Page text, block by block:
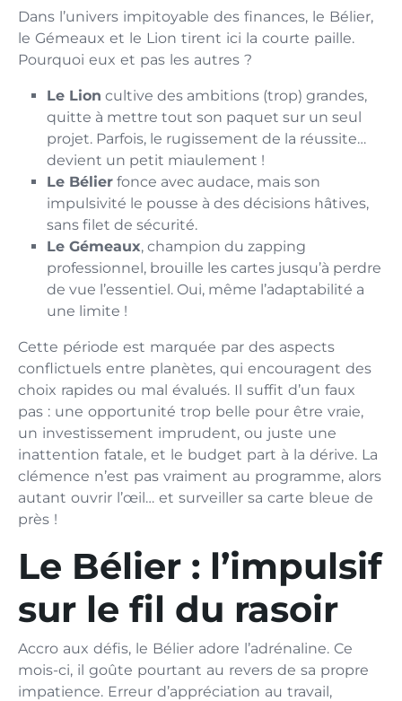
Dans l’univers impitoyable des finances, le Bélier,
le Gémeaux et le Lion tirent ici la courte paille.
Pourquoi eux et pas les autres ?
Le Lion cultive des ambitions (trop) grandes,
quitte à mettre tout son paquet sur un seul
projet. Parfois, le rugissement de la réussite…
devient un petit miaulement !
Le Bélier fonce avec audace, mais son
impulsivité le pousse à des décisions hâtives,
sans filet de sécurité.
Le Gémeaux, champion du zapping
professionnel, brouille les cartes jusqu’à perdre
de vue l’essentiel. Oui, même l’adaptabilité a
une limite !
Cette période est marquée par des aspects
conflictuels entre planètes, qui encouragent des
choix rapides ou mal évalués. Il suffit d’un faux
pas : une opportunité trop belle pour être vraie,
un investissement imprudent, ou juste une
inattention fatale, et le budget part à la dérive. La
clémence n’est pas vraiment au programme, alors
autant ouvrir l’œil… et surveiller sa carte bleue de
près !
Le Bélier : l’impulsif
sur le fil du rasoir
Accro aux défis, le Bélier adore l’adrénaline. Ce
mois-ci, il goûte pourtant au revers de sa propre
impatience. Erreur d’appréciation au travail,